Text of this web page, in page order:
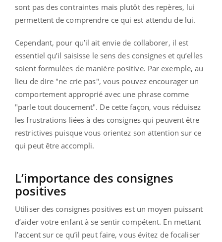
sont pas des contraintes mais plutôt des repères, lui
permettent de comprendre ce qui est attendu de lui.
Cependant, pour qu’il ait envie de collaborer, il est
essentiel qu’il saisisse le sens des consignes et qu’elles
soient formulées de manière positive. Par exemple, au
lieu de dire "ne crie pas", vous pouvez encourager un
comportement approprié avec une phrase comme
"parle tout doucement". De cette façon, vous réduisez
les frustrations liées à des consignes qui peuvent être
restrictives puisque vous orientez son attention sur ce
qui peut être accompli.
L’importance des consignes
positives
Utiliser des consignes positives est un moyen puissant
d’aider votre enfant à se sentir compétent. En mettant
l’accent sur ce qu’il peut faire, vous évitez de focaliser